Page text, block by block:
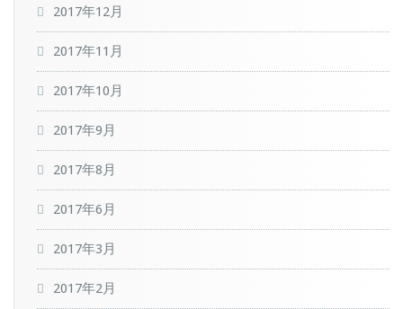
2017年12月
2017年11月
2017年10月
2017年9月
2017年8月
2017年6月
2017年3月
2017年2月